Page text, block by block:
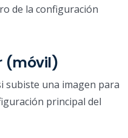
de la configuración
(móvil)
subiste una imagen para
principal del